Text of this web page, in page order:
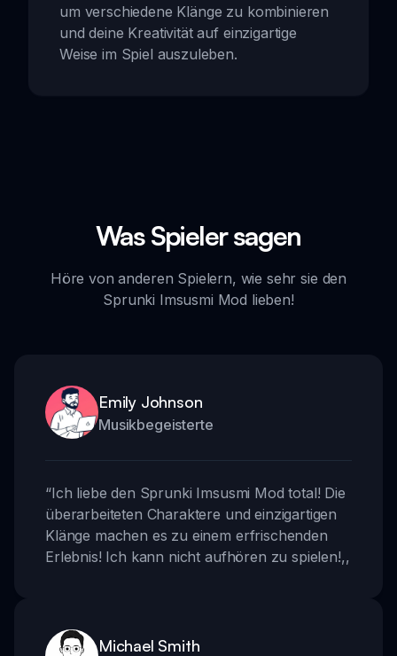
um verschiedene Klänge zu kombinieren
und deine Kreativität auf einzigartige
Weise im Spiel auszuleben.
Was Spieler sagen
Höre von anderen Spielern, wie sehr sie den
Sprunki Imsusmi Mod lieben!
Emily Johnson
Musikbegeisterte
“Ich liebe den Sprunki Imsusmi Mod total! Die
überarbeiteten Charaktere und einzigartigen
Klänge machen es zu einem erfrischenden
Erlebnis! Ich kann nicht aufhören zu spielen!,,
Michael Smith